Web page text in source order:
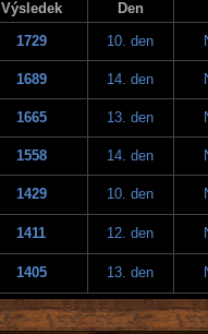
Výsledek
Den
1729 10. den
1689 14. den
1665 13. den
1558 14. den
1429 10. den
1411 12. den
1405 13. den